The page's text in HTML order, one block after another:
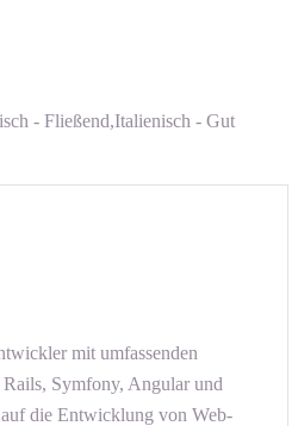
- Fließend,Italienisch - Gut
mit umfassenden
Symfony, Angular und
die Entwicklung von Web-